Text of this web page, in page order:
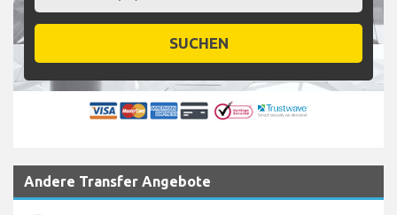
SUCHEN
Andere Transfer Angebote